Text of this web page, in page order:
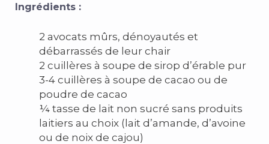
Ingrédients :
2 avocats mûrs, dénoyautés et
débarrassés de leur chair
2 cuillères à soupe de sirop d’érable pur
3-4 cuillères à soupe de cacao ou de
poudre de cacao
¼ tasse de lait non sucré sans produits
laitiers au choix (lait d’amande, d’avoine
ou de noix de cajou)